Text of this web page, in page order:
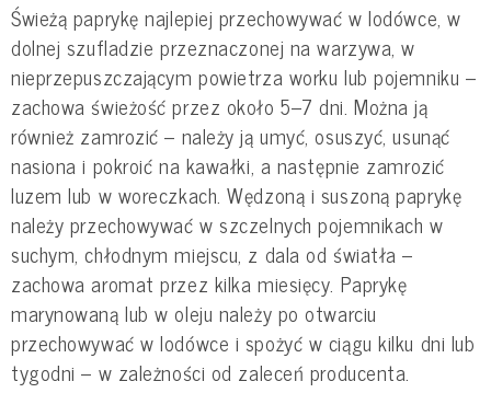
Świeżą paprykę najlepiej przechowywać w lodówce, w
dolnej szufladzie przeznaczonej na warzywa, w
nieprzepuszczającym powietrza worku lub pojemniku –
zachowa świeżość przez około 5–7 dni. Można ją
również zamrozić – należy ją umyć, osuszyć, usunąć
nasiona i pokroić na kawałki, a następnie zamrozić
luzem lub w woreczkach. Wędzoną i suszoną paprykę
należy przechowywać w szczelnych pojemnikach w
suchym, chłodnym miejscu, z dala od światła –
zachowa aromat przez kilka miesięcy. Paprykę
marynowaną lub w oleju należy po otwarciu
przechowywać w lodówce i spożyć w ciągu kilku dni lub
tygodni – w zależności od zaleceń producenta.